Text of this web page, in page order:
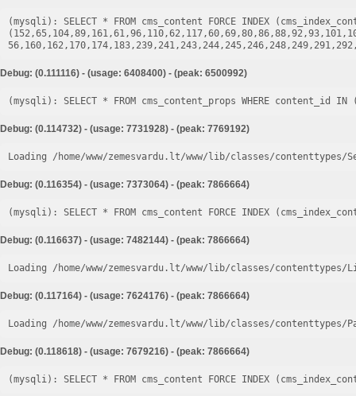
(mysqli): SELECT * FROM cms_content FORCE INDEX
Debug: (0.111116) - (usage: 6408400) - (peak: 6500992)
Debug: (0.114732) - (usage: 7731928) - (peak: 7769192)
Loading /home/www/zemesvardu.lt/www/lib/classes/
Debug: (0.116354) - (usage: 7373064) - (peak: 7866664)
Debug: (0.116637) - (usage: 7482144) - (peak: 7866664)
Loading /home/www/zemesvardu.lt/www/lib/classes/
Debug: (0.117164) - (usage: 7624176) - (peak: 7866664)
Loading /home/www/zemesvardu.lt/www/lib/classes/
Debug: (0.118618) - (usage: 7679216) - (peak: 7866664)